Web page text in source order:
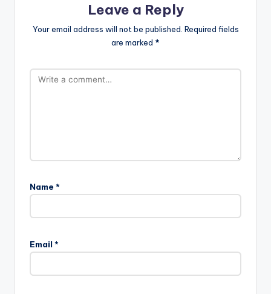
Leave a Reply
Your email address will not be published. Required fields
are marked *
Name *
Email *